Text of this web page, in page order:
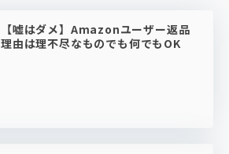
【嘘はダメ】Amazonユーザー返品
理由は理不尽なものでも何でもOK